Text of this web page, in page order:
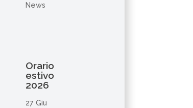
News
Orario
estivo
2026
27 Giu